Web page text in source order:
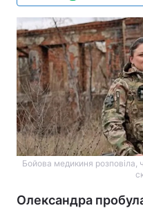
Бойова медикиня розповіла,
Олександра